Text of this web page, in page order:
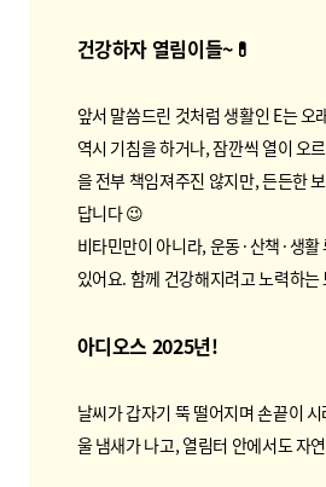
건강하자 열림이들~💊
앞서 말씀드린 것처럼 생활인 E는
역시 기침을 하거나, 잠깐씩 열이 오
을 전부 책임져주진 않지만, 든든한
답니다 😉
비타민만이 아니라, 운동·산책·생
있어요. 함께 건강해지려고 노력하
아디오스 2025년!
날씨가 갑자기 뚝 떨어지며 손끝이
울 냄새가 나고, 열림터 안에서도 자